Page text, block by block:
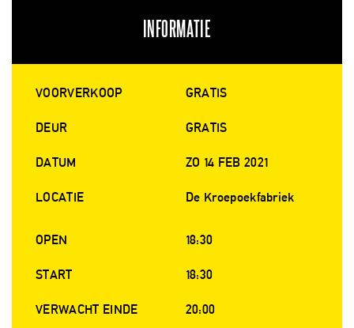
INFORMATIE
VOORVERKOOP GRATIS
DEUR GRATIS
DATUM ZO 14 FEB 2021
LOCATIE De Kroepoekfabriek
OPEN 18:30
START 18:30
VERWACHT EINDE 20:00